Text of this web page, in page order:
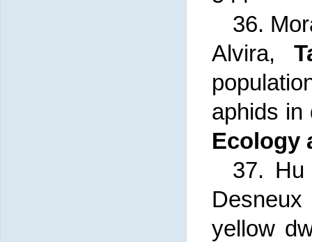
36.
Alvira,
aphids in
Ecology
37.
yellow